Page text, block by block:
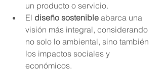
un producto o servicio.
El diseño sostenible abarca una
visión más integral, considerando
no solo lo ambiental, sino también
los impactos sociales y
económicos.